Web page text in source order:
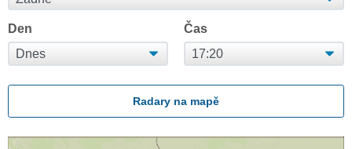
Den Čas
Radary na mapě